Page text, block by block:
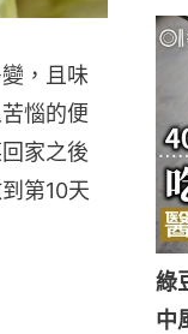
，且味
惱的便
家之後
第10天
綠
中